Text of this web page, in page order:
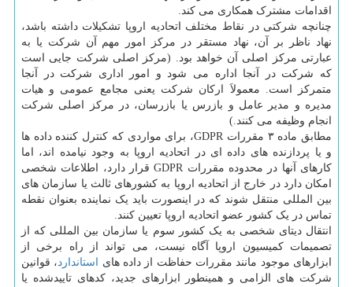
اقدامات مشترک همکاری می کند.
چنانچه شرکتی در نقاط مختلف اتحادیه اروپا تشکیلات داشته باشد،
نهاد ناظر بر آن، نهاد مستقر در مرکز امور مهم آن شرکت یا به
عبارتی مرکز اصلی آن خواهد بود. (مرکز اصلی شرکت جایی است
که شرکت در آنجا اداره می شود و امور اداری شرکت در آنجا
متمرکز است. معمولاَ ارکان شرکت یعنی مجامع عمومی و هیات
مدیره و مدیر عامل و بازرس یا بازرسان، در مرکز اصلی شرکت
انجام وظیفه می کنند.)
مطابق ماده ۳ مقررات GDPR، برای مواردی که کنترل کننده داده ها
و یا پردازنده های داده ای در اتحادیه اروپا به وجود نیامده اند، اما
کارهای آنها در محدوده مقررات GDPR قرار دارد، اطلاعات شخصی
امکان دارد در خارج از اتحادیه اروپا به کشورهای ثالث یا سازمان های
بین المللی منتقل شوند که در اینصورت باید یک نماینده بعنوان نقطه
تماس در یک کشور عضو اتحادیه اروپا تعیین کنند.
انتقال دیتای شخصی به یک کشور سوم یا سازمان بین المللی که از
تصمیمات کمیسیون اروپا آگاه نیست، می تواند از راه برخی از
ابزارهای موجود مانند مقررات حفاظت از داده های
استاندارد، قوانین
شرکت های الزامی و همینطور ابزارهای جدید، کدهای تاییدشده یا